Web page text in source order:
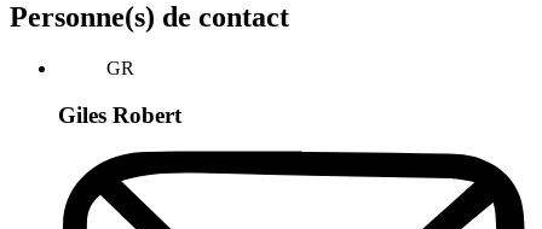
Personne(s) de contact
GR
Giles Robert